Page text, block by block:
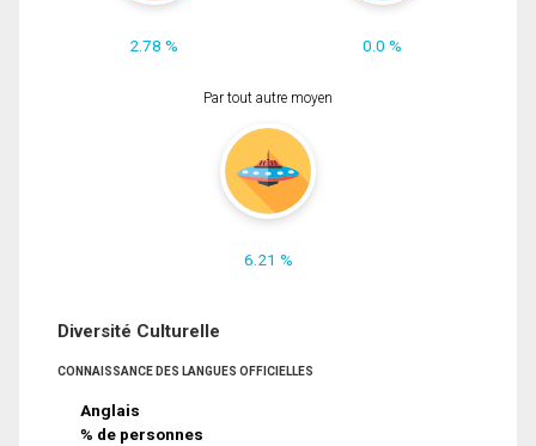
2.78 % 0.0 %
Par tout autre moyen
6.21 %
Diversité Culturelle
CONNAISSANCE DES LANGUES OFFICIELLES
Anglais
% de personnes